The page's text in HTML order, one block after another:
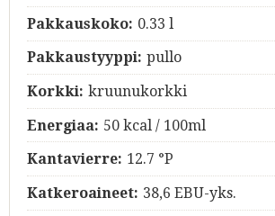
Pakkauskoko: 0.33 l
Pakkaustyyppi: pullo
Korkki: kruunukorkki
Energiaa: 50 kcal / 100ml
Kantavierre: 12.7 °P
Katkeroaineet: 38,6 EBU-yks.